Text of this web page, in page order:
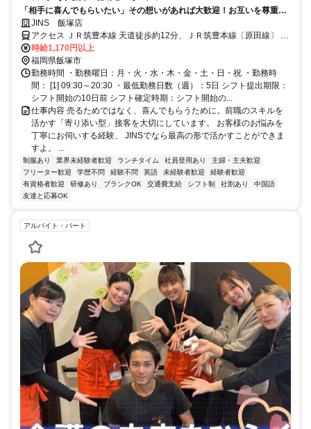
「相手に喜んでもらいたい」その想いがあれば大歓迎！お互いを尊重し
あう優しい仲間に囲まれて、心から笑える毎日へ。
JINS 飯塚店
アクセス ＪＲ筑豊本線 天道徒歩約12分、ＪＲ筑豊本線〔原田線〕 桂
川（福岡県）徒歩約32分、ＪＲ篠栗線〔福北ゆたか線〕 桂川（福岡
県）北口徒歩約32分 ＪＲ筑豊本線 天道駅より徒歩約15分
時給1,170円以上
福岡県飯塚市
勤務時間 ・勤務曜日：月・火・水・木・金・土・日・祝 ・勤務時
間： [1] 09:30～20:30 ・最低勤務日数（週）：5日 シフト提出期限：
シフト開始の10日前 シフト確定時期：シフト開始の...
仕事内容 売るためではなく、喜んでもらうために。前職のスキルを
活かす「寄り添い型」接客を大切にしています。 お客様のお悩みを
丁寧にお伺いする経験、 JINSでなら最高の形で活かすことができま
すよ。 ...
制服あり 業界未経験者歓迎 ランチタイム 社員登用あり
主婦・主夫歓迎
フリーター歓迎
学歴不問 経験不問 英語 未経験者歓迎
経験者歓迎
有資格者歓迎
研修あり ブランクOK 交通費支給 シフト制 社割あり
中国語
友達と応募OK
アルバイト・パート